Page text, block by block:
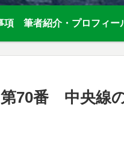
項 筆者紹介・プロフィー
70番 中央線